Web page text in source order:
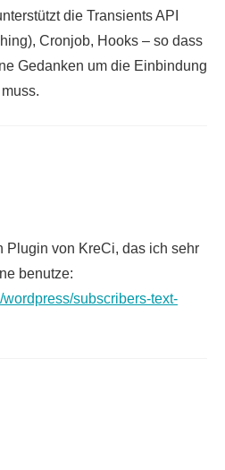
die Transients API
Cronjob, Hooks – so dass
Gedanken um die Einbindung
Plugin von KreCi, das ich sehr
benutze:
subscribers-text-